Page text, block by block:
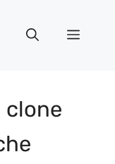
Menu
clone